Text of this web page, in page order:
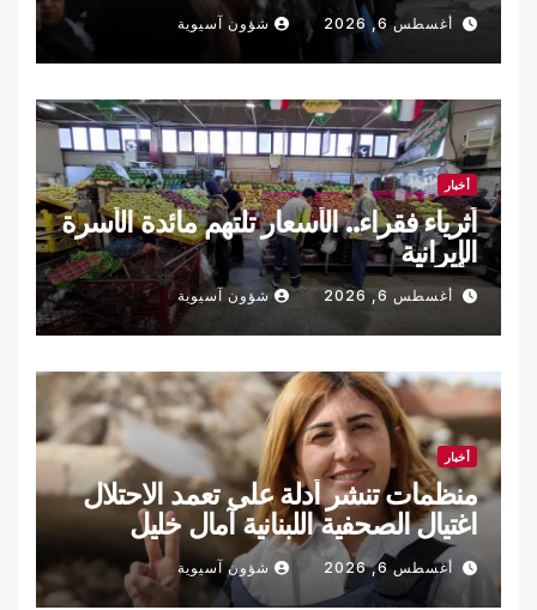
أغسطس 6, 2026 شؤون آسيوية
أخبار
أثرياء فقراء.. الأسعار تلتهم مائدة الأسرة
الإيرانية
أغسطس 6, 2026 شؤون آسيوية
أخبار
منظمات تنشر أدلة على تعمد الاحتلال
اغتيال الصحفية اللبنانية آمال خليل
أغسطس 6, 2026 شؤون آسيوية